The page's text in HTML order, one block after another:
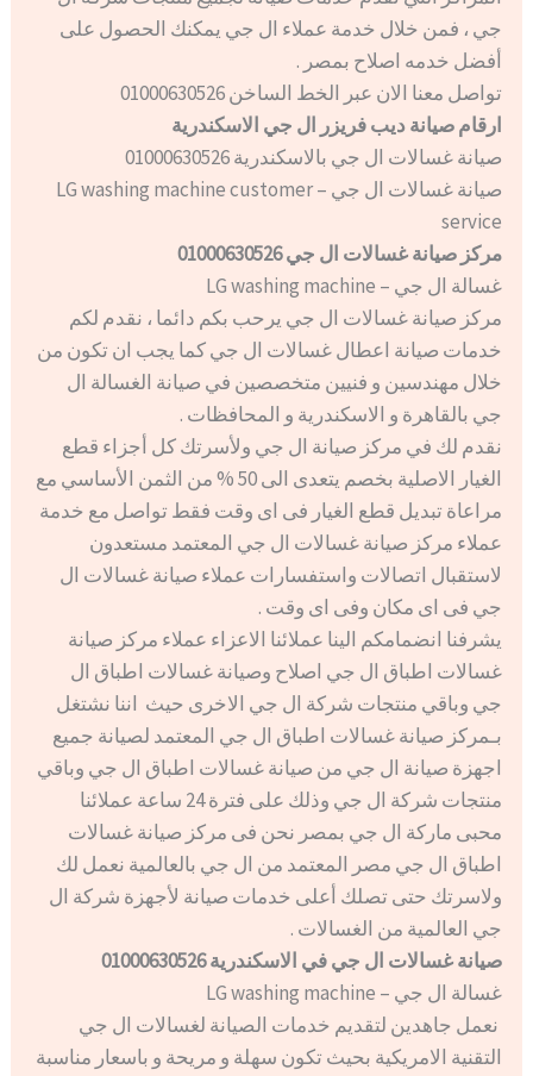
جي ، فمن خلال خدمة عملاء ال جي يمكنك الحصول على
أفضل خدمه اصلاح بمصر .
تواصل معنا الان عبر الخط الساخن 01000630526
ارقام صيانة ديب فريزر ال جي الاسكندرية
صيانة غسالات ال جي بالاسكندرية 01000630526
صيانة غسالات ال جي – LG washing machine customer
service
مركز صيانة غسالات ال جي 01000630526
غسالة ال جي – LG washing machine
مركز صيانة غسالات ال جي يرحب بكم دائما ، نقدم لكم
خدمات صيانة اعطال غسالات ال جي كما يجب ان تكون من
خلال مهندسين و فنيين متخصصين في صيانة الغسالة ال
جي بالقاهرة و الاسكندرية و المحافظات .
نقدم لك في مركز صيانة ال جي ولأسرتك كل أجزاء قطع
الغيار الاصلية بخصم يتعدى الى 50 % من الثمن الأساسي مع
مراعاة تبديل قطع الغيار فى اى وقت فقط تواصل مع خدمة
عملاء مركز صيانة غسالات ال جي المعتمد مستعدون
لاستقبال اتصالات واستفسارات عملاء صيانة غسالات ال
جي فى اى مكان وفى اى وقت .
يشرفنا انضمامكم الينا عملائنا الاعزاء عملاء مركز صيانة
غسالات اطباق ال جي اصلاح وصيانة غسالات اطباق ال
جي وباقي منتجات شركة ال جي الاخرى حيث اننا نشتغل
بـمركز صيانة غسالات اطباق ال جي المعتمد لصيانة جميع
اجهزة صيانة ال جي من صيانة غسالات اطباق ال جي وباقي
منتجات شركة ال جي وذلك على فترة 24 ساعة عملائنا
محبى ماركة ال جي بمصر نحن فى مركز صيانة غسالات
اطباق ال جي مصر المعتمد من ال جي بالعالمية نعمل لك
ولاسرتك حتى تصلك أعلى خدمات صيانة لأجهزة شركة ال
جي العالمية من الغسالات .
صيانة غسالات ال جي في الاسكندرية 01000630526
غسالة ال جي – LG washing machine
نعمل جاهدين لتقديم خدمات الصيانة لغسالات ال جي
التقنية الامريكية بحيث تكون سهلة و مريحة و باسعار مناسبة